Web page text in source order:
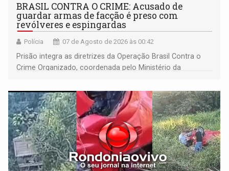
BRASIL CONTRA O CRIME: Acusado de
guardar armas de facção é preso com
revólveres e espingardas
Polícia 07 de Agosto de 2026 às 00:42
Prisão integra as diretrizes da Operação Brasil Contra o
Crime Organizado, coordenada pelo Ministério da